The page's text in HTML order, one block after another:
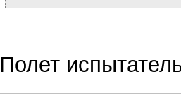
Полет